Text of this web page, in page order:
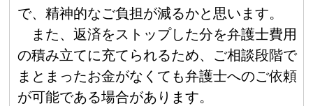
で、精神的なご負担が減るかと思います。
また、返済をストップした分を弁護士費用
の積み立てに充てられるため、ご相談段階で
まとまったお金がなくても弁護士へのご依頼
が可能である場合があります。